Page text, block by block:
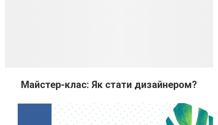
Майстер-клас: Як стати дизайнером?